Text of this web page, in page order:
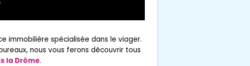
immobilière spécialisée dans le viager.
nous vous ferons découvrir tous
la Drôme.